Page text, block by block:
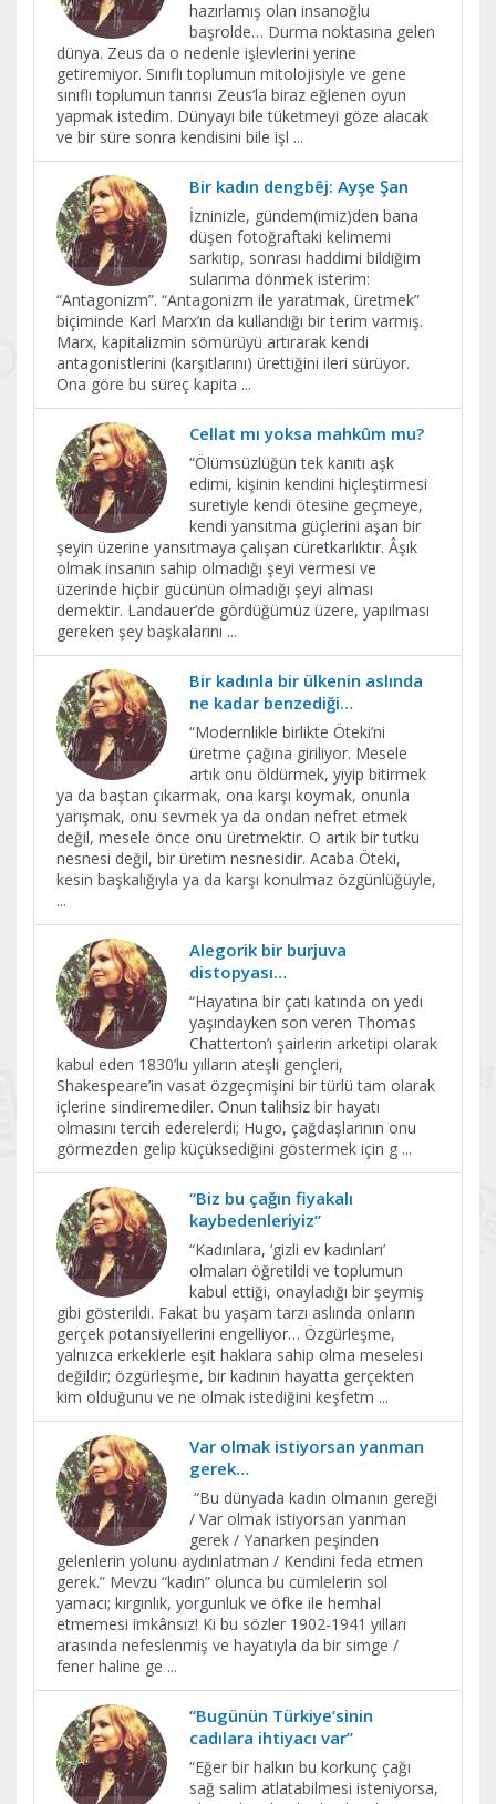
hazırlamış olan insanoğlu
başrolde… Durma noktasına gelen
dünya. Zeus da o nedenle işlevlerini yerine
getiremiyor. Sınıflı toplumun mitolojisiyle ve gene
sınıflı toplumun tanrısı Zeus’la biraz eğlenen oyun
yapmak istedim. Dünyayı bile tüketmeyi göze alacak
ve bir süre sonra kendisini bile işl ...
Bir kadın dengbêj: Ayşe Şan
İzninizle, gündem(imiz)den bana
düşen fotoğraftaki kelimemi
sarkıtıp, sonrası haddimi bildiğim
sularıma dönmek isterim:
“Antagonizm”. “Antagonizm ile yaratmak, üretmek”
biçiminde Karl Marx’ın da kullandığı bir terim varmış.
Marx, kapitalizmin sömürüyü artırarak kendi
antagonistlerini (karşıtlarını) ürettiğini ileri sürüyor.
Ona göre bu süreç kapita ...
Cellat mı yoksa mahkûm mu?
“Ölümsüzlüğün tek kanıtı aşk
edimi, kişinin kendini hiçleştirmesi
suretiyle kendi ötesine geçmeye,
kendi yansıtma güçlerini aşan bir
şeyin üzerine yansıtmaya çalışan cüretkarlıktır. Âşık
olmak insanın sahip olmadığı şeyi vermesi ve
üzerinde hiçbir gücünün olmadığı şeyi alması
demektir. Landauer’de gördüğümüz üzere, yapılması
gereken şey başkalarını ...
Bir kadınla bir ülkenin aslında
ne kadar benzediği…
​“Modernlikle birlikte Öteki’ni
üretme çağına giriliyor. Mesele
artık onu öldürmek, yiyip bitirmek
ya da baştan çıkarmak, ona karşı koymak, onunla
yarışmak, onu sevmek ya da ondan nefret etmek
değil, mesele önce onu üretmektir. O artık bir tutku
nesnesi değil, bir üretim nesnesidir. Acaba Öteki,
kesin başkalığıyla ya da karşı konulmaz özgünlüğüyle,
...
Alegorik bir burjuva
distopyası…
“Hayatına bir çatı katında on yedi
yaşındayken son veren Thomas
Chatterton’ı şairlerin arketipi olarak
kabul eden 1830’lu yılların ateşli gençleri,
Shakespeare’in vasat özgeçmişini bir türlü tam olarak
içlerine sindiremediler. Onun talihsiz bir hayatı
olmasını tercih ederelerdi; Hugo, çağdaşlarının onu
görmezden gelip küçüksediğini göstermek için g ...
“Biz bu çağın fiyakalı
kaybedenleriyiz”
“Kadınlara, ‘gizli ev kadınları’
olmaları öğretildi ve toplumun
kabul ettiği, onayladığı bir şeymiş
gibi gösterildi. Fakat bu yaşam tarzı aslında onların
gerçek potansiyellerini engelliyor… Özgürleşme,
yalnızca erkeklerle eşit haklara sahip olma meselesi
değildir; özgürleşme, bir kadının hayatta gerçekten
kim olduğunu ve ne olmak istediğini keşfetm ...
Var olmak istiyorsan yanman
gerek…
“Bu dünyada kadın olmanın gereği
/ Var olmak istiyorsan yanman
gerek / Yanarken peşinden
gelenlerin yolunu aydınlatman / Kendini feda etmen
gerek.” Mevzu “kadın” olunca bu cümlelerin sol
yamacı; kırgınlık, yorgunluk ve öfke ile hemhal
etmemesi imkânsız! Ki bu sözler 1902-1941 yılları
arasında nefeslenmiş ve hayatıyla da bir simge /
fener haline ge ...
“Bugünün Türkiye’sinin
cadılara ihtiyacı var”
​“Eğer bir halkın bu korkunç çağı
sağ salim atlatabilmesi isteniyorsa,